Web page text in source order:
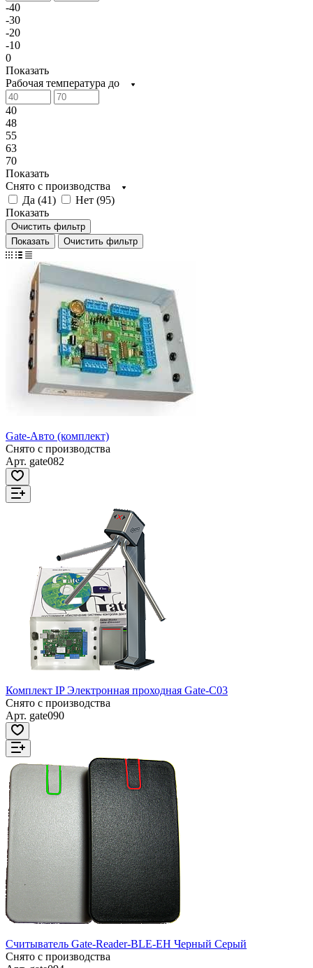
-40
-30
-20
-10
0
Показать
Рабочая температура до
40
48
55
63
70
Показать
Снято с производства
Да (41) Нет (95)
Показать
Очистить фильтр
Очистить фильтр
Gate-Авто (комплект)
Снято с производства
Арт. gate082
Комплект IP Электронная проходная Gate-C03
Снято с производства
Арт. gate090
Считыватель Gate-Reader-BLE-EH Черный Серый
Снято с производства